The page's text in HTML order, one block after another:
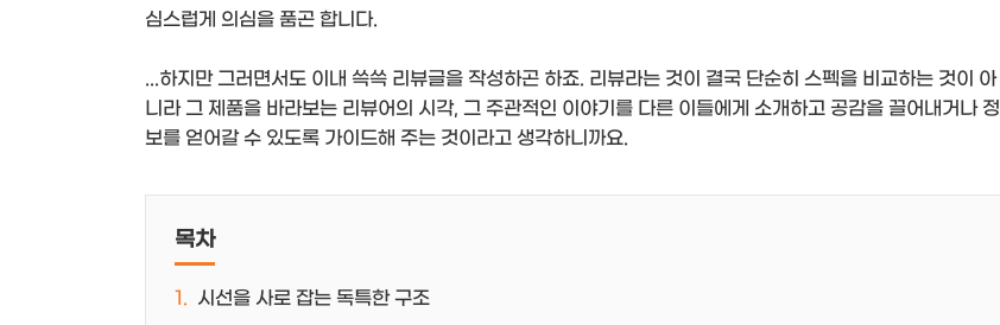
심스럽게 의심을 품곤 합니다.
...하지만 그러면서도 이내 쓱쓱 리뷰글을 작성하곤 하죠. 리뷰라는 것이 결국 단순히 스펙을 비교하는 것이 아
니라 그 제품을 바라보는 리뷰어의 시각, 그 주관적인 이야기를 다른 이들에게 소개하고 공감을 끌어내거나 정
보를 얻어갈 수 있도록 가이드해 주는 것이라고 생각하니까요.
목차
시선을 사로 잡는 독특한 구조